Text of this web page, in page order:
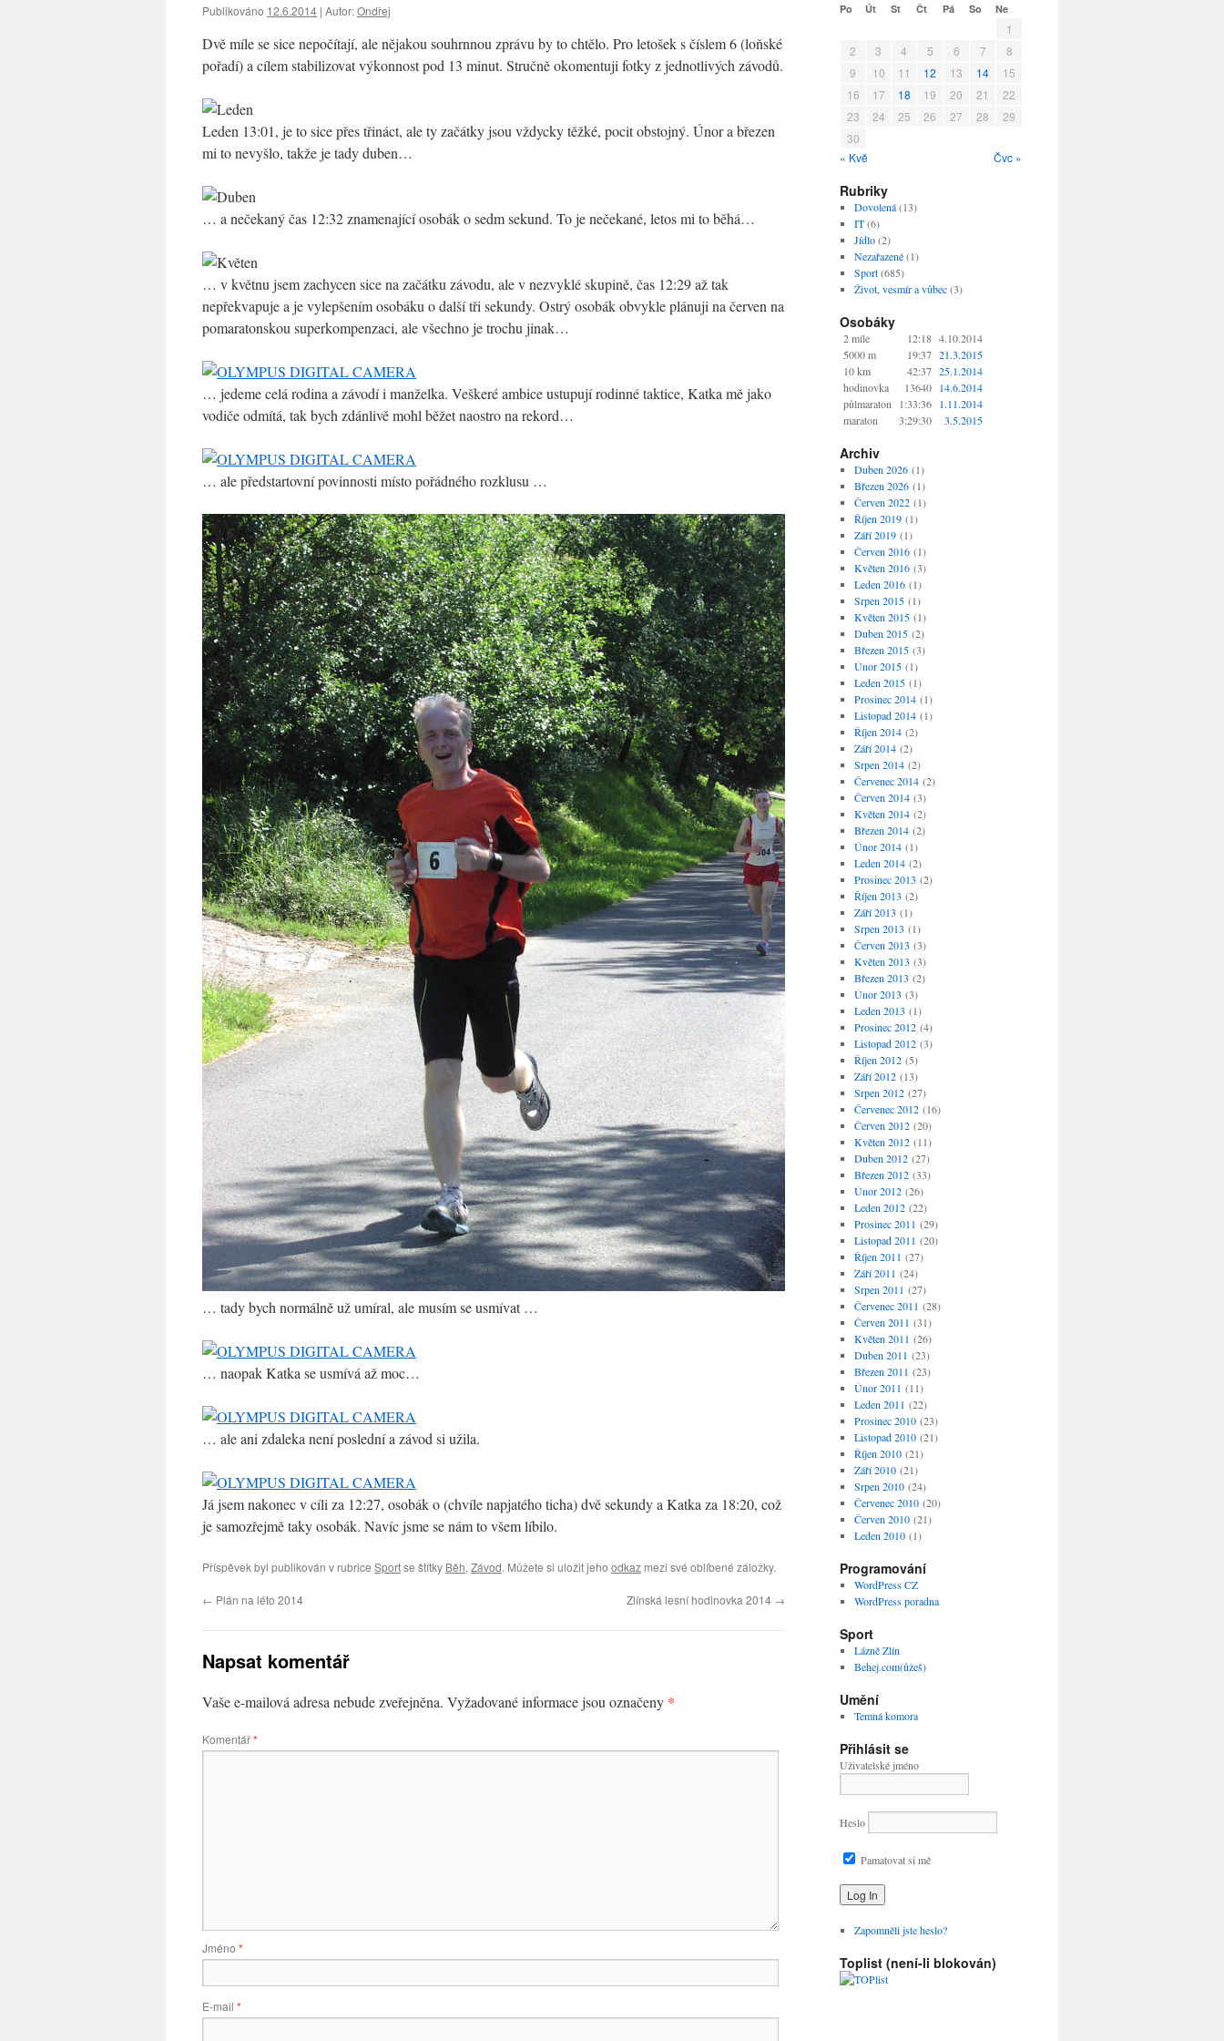
Publikováno 12.6.2014 | Autor:Ondřej
Dvě míle se sice nepočítají, ale nějakou souhrnnou zprávu by to chtělo. Pro letošek s číslem 6 (loňské
pořadí) a cílem stabilizovat výkonnost pod 13 minut. Stručně okomentuji fotky z jednotlivých závodů.
Leden 13:01, je to sice přes třináct, ale ty začátky jsou vždycky těžké, pocit obstojný. Únor a březen
mi to nevyšlo, takže je tady duben…
… a nečekaný čas 12:32 znamenající osobák o sedm sekund. To je nečekané, letos mi to běhá…
… v květnu jsem zachycen sice na začátku závodu, ale v nezvyklé skupině, čas 12:29 až tak
nepřekvapuje a je vylepšením osobáku o další tři sekundy. Ostrý osobák obvykle plánuji na červen na
pomaratonskou superkompenzaci, ale všechno je trochu jinak…
… jedeme celá rodina a závodí i manželka. Veškeré ambice ustupují rodinné taktice, Katka mě jako
vodiče odmítá, tak bych zdánlivě mohl běžet naostro na rekord…
… ale předstartovní povinnosti místo pořádného rozklusu …
… tady bych normálně už umíral, ale musím se usmívat …
… naopak Katka se usmívá až moc…
… ale ani zdaleka není poslední a závod si užila.
Já jsem nakonec v cíli za 12:27, osobák o (chvíle napjatého ticha) dvě sekundy a Katka za 18:20, což
je samozřejmě taky osobák. Navíc jsme se nám to všem líbilo.
Příspěvek byl publikován v rubrice Sportse štítky Běh, Závod. Můžete si uložit jeho odkaz mezi své oblíbené záložky.
← Plán na léto 2014 Zlínská lesní hodinovka 2014 →
Napsat komentář
Vaše e-mailová adresa nebude zveřejněna. Vyžadované informace jsou označeny *
Komentář*
Jméno *
E-mail *
Po Út St Čt Pá So Ne
1
2
3 4 5 6 7
8
9
10 11 12 13 14
15
16
17 18 19 20 21
22
23
24 25 26 27 28
29
30
« Kvě
Čvc »
Rubriky
Dovolená(13)
IT(6)
Jídlo(2)
Nezařazené(1)
Sport(685)
Život, vesmír a vůbec(3)
Osobáky
2 míle 12:18 4.10.2014
5000 m
19:37 21.3.2015
10 km
42:37 25.1.2014
hodinovka
13640
14.6.2014
půlmaraton
1:33:36
1.11.2014
maraton
3:29:30 3.5.2015
Archiv
Duben 2026(1)
Březen 2026(1)
Červen 2022(1)
Říjen 2019(1)
Září 2019(1)
Červen 2016(1)
Květen 2016(3)
Leden 2016(1)
Srpen 2015(1)
Květen 2015(1)
Duben 2015(2)
Březen 2015(3)
Únor 2015(1)
Leden 2015(1)
Prosinec 2014(1)
Listopad 2014(1)
Říjen 2014(2)
Září 2014(2)
Srpen 2014(2)
Červenec 2014(2)
Červen 2014(3)
Květen 2014(2)
Březen 2014(2)
Únor 2014(1)
Leden 2014(2)
Prosinec 2013 (2)
Říjen 2013 (2)
Září 2013 (1)
Srpen 2013 (1)
Červen 2013 (3)
Květen 2013 (3)
Březen 2013 (2)
Únor 2013 (3)
Leden 2013 (1)
Prosinec 2012(4)
Listopad 2012(3)
Říjen 2012(5)
Září 2012(13)
Srpen 2012(27)
Červenec 2012(16)
Červen 2012(20)
Květen 2012(11)
Duben 2012(27)
Březen 2012(33)
Únor 2012(26)
Leden 2012(22)
Prosinec 2011 (29)
Listopad 2011 (20)
Říjen 2011 (27)
Září 2011 (24)
Srpen 2011 (27)
Červenec 2011 (28)
Červen 2011 (31)
Květen 2011 (26)
Duben 2011 (23)
Březen 2011 (23)
Únor 2011 (11)
Leden 2011 (22)
Prosinec 2010(23)
Listopad 2010(21)
Říjen 2010(21)
Září 2010(21)
Srpen 2010(24)
Červenec 2010(20)
Červen 2010(21)
Leden 2010(1)
Programování
WordPress CZ
WordPress poradna
Sport
Lázně Zlín
Behej.com(ůžeš)
Umění
Temná komora
Přihlásit se
Uživatelské jméno
Heslo
Pamatovat si mě
Zapomněli jste heslo?
Toplist (není-li blokován)